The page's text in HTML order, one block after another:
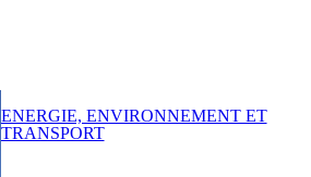
ENERGIE, ENVIRONNEMENT ET
TRANSPORT